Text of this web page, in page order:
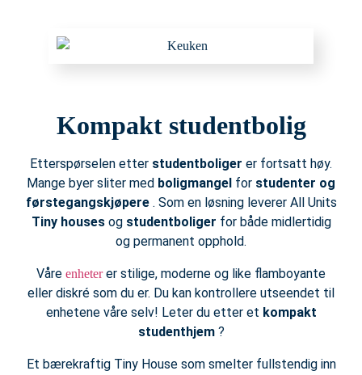
Kompakt studentbolig
Etterspørselen etter studentboliger er fortsatt høy.
Mange byer sliter med boligmangel for studenter og
førstegangskjøpere. Som en løsning leverer All Units
Tiny housesog studentboliger for både midlertidig
og permanent opphold.
Våre enheterer stilige, moderne og like flamboyante
eller diskré som du er. Du kan kontrollere utseendet til
enhetene våre selv! Leter du etter et kompakt
studenthjem?
Et bærekraftig Tiny House som smelter fullstendig inn